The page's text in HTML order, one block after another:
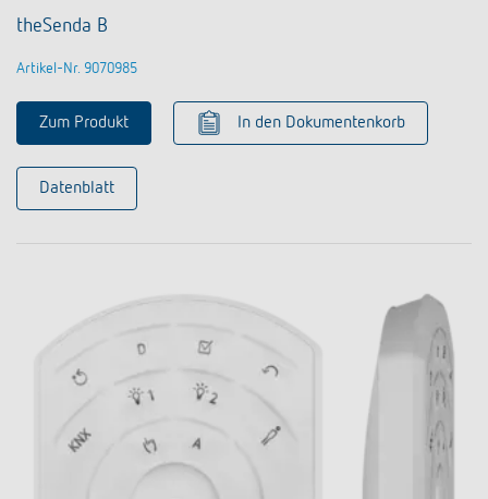
theSenda B
Artikel-Nr. 9070985
Zum Produkt In den Dokumentenkorb
Datenblatt